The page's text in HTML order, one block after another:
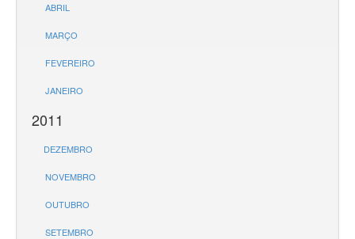
ABRIL
MARÇO
FEVEREIRO
JANEIRO
2011
DEZEMBRO
NOVEMBRO
OUTUBRO
SETEMBRO